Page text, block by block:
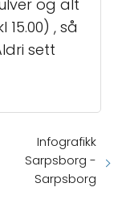
og alt
, så
sett
Infografikk
Sarpsborg -
Sarpsborg